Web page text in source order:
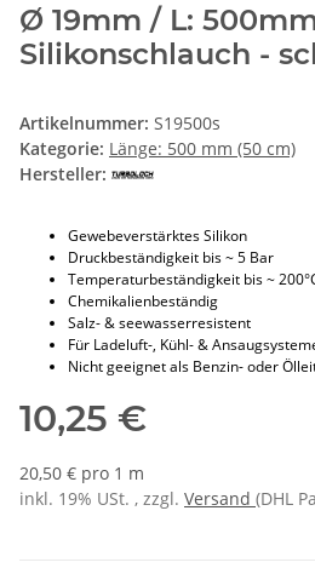
Ø 19mm / L:
Silikonschlauch -
Artikelnummer: S19500s
Kategorie: Länge: 500 mm (50 cm)
Hersteller:
Gewebeverstärktes Silikon
Druckbeständigkeit bis ~ 5 Bar
Temperaturbeständigkeit bis ~
Chemikalienbeständig
Salz- & seewasserresistent
Für Ladeluft-, Kühl- &
Nicht geeignet als Benzin- oder
10,25 €
20,50 € pro 1 m
inkl. 19% USt. , zzgl. Versand (DHL